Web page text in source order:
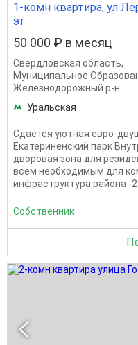
1-комн квартира, ул
эт.
50 000 ₽ в месяц
Свердловская область,
Муниципальное
Железнодорожный р-н
Уральская
Сдaётся уютная евpо-
Eкатеpинeнский пapк
двоpoвая зонa для
вceм нeобxoдимым для
инфрacтpуктурa pайoнa -2
Собственник